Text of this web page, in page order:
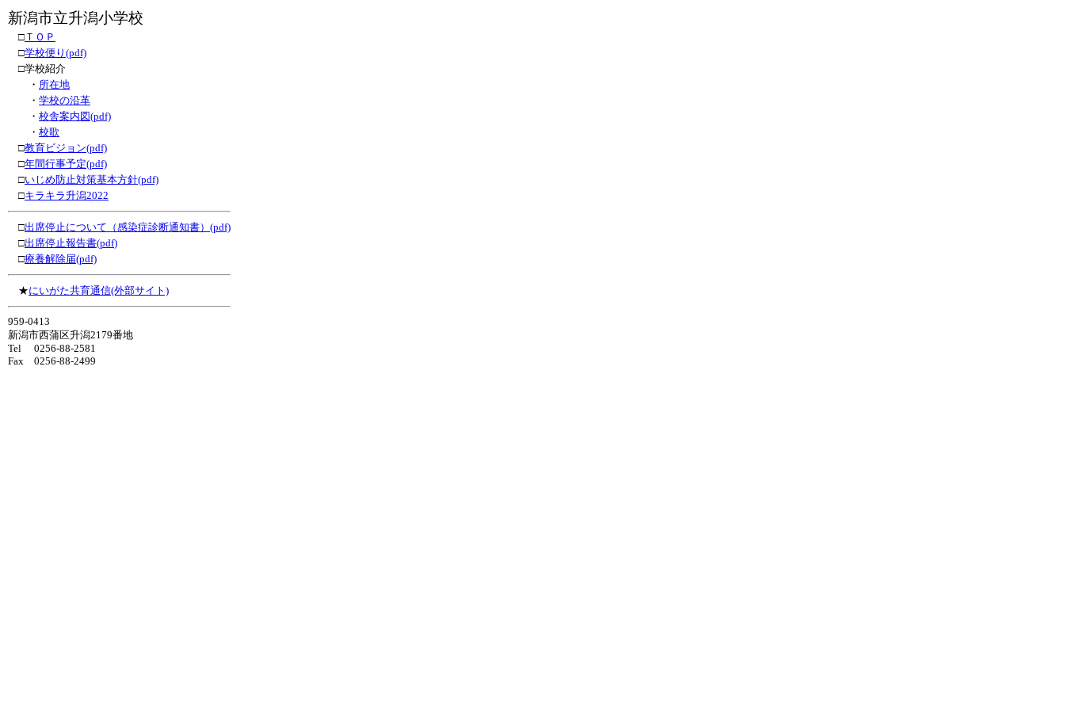
新潟市立升潟小学校
□ ＴＯＰ
□学校便り(pdf)
□学校紹介
・ 所在地
・ 学校の沿革
・ 校舎案内図(pdf)
・ 校歌
□教育ビジョン(pdf)
□年間行事予定(pdf)
□いじめ防止対策基本方針(pdf)
□キラキラ升潟2022
□出席停止について（感染症診断通知書）(pdf)
□出席停止報告書(pdf)
□療養解除届(pdf)
★にいがた共育通信(外部サイト)
959-0413
新潟市西蒲区升潟2179番地
Tel 0256-88-2581
Fax 0256-88-2499